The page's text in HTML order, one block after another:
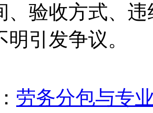
、验收方式、
明引发争议。
劳务分包与专